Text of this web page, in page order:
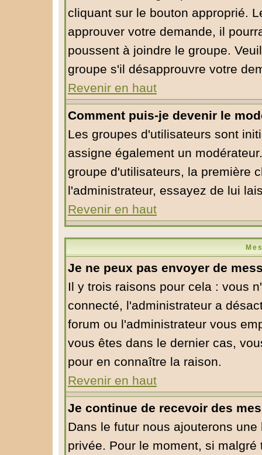
cliquant sur le bouton approprié.
approuver votre demande, il
poussent à joindre le groupe.
groupe s'il désapprouvre votre
Revenir en haut
Comment puis-je devenir le
Les groupes d'utilisateurs sont
assigne également un
groupe d'utilisateurs, la première
l'administrateur, essayez de lui
Revenir en haut
Je ne peux pas envoyer de
Il y trois raisons pour cela : vous
connecté, l'administrateur a
forum ou l'administrateur vous
vous êtes dans le dernier cas,
pour en connaître la raison.
Revenir en haut
Je continue de recevoir des
Dans le futur nous ajouterons
privée. Pour le moment, si